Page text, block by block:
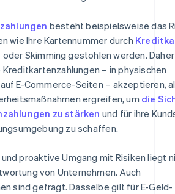
besteht beispielsweise das
wie Ihre Kartennummer durch
oder Skimming gestohlen werden.
– in physischen
E-Commerce-Seiten – akzeptieren,
ergreifen, um die
zu stärken und für ihre
zu schaffen.
proaktive Umgang mit Risiken liegt
von Unternehmen. Auch
sind gefragt. Dasselbe gilt für E-Geld-